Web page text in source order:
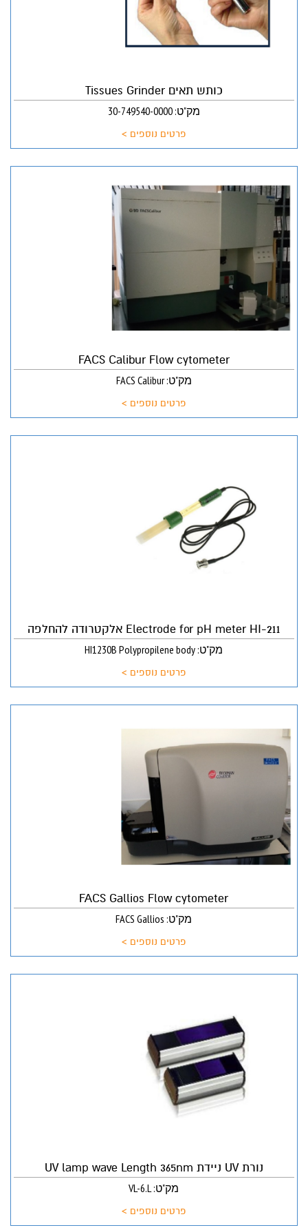
כותש תאים Tissues Grinder
מק"ט: 30-749540-0000
פרטים נוספים >
FACS Calibur Flow cytometer
מק"ט: FACS Calibur
פרטים נוספים >
Electrode for pH meter HI-211 אלקטרודה להחלפה
מק"ט: HI1230B Polypropilene body
פרטים נוספים >
FACS Gallios Flow cytometer
מק"ט: FACS Gallios
פרטים נוספים >
נורת UV ניידת UV lamp wave Length 365nm
מק"ט: VL-6.L
פרטים נוספים >